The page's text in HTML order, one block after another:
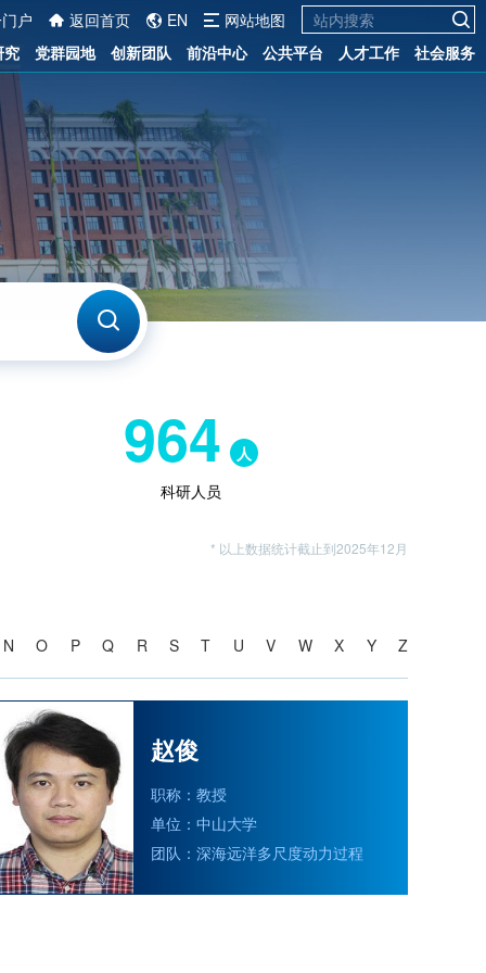
户 返回首页 EN
网站地图
究 党群园地 创新团队 前沿中心 公共平台 人才工作 社会服务
964
人
科研人员
* 以上数据统计截止到2025年12月
N O P Q R S T U V W X Y Z
赵俊
职称：教授
单位：中山大学
团队：深海远洋多尺度动力过程